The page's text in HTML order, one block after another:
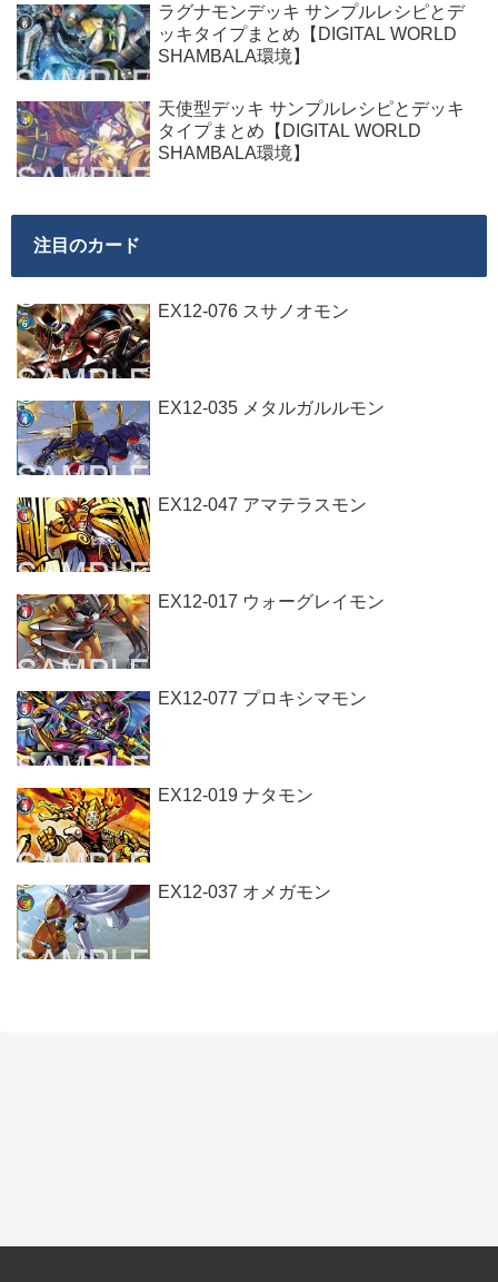
ラグナモンデッキ サンプルレシピとデ
ッキタイプまとめ【DIGITAL WORLD
SHAMBALA環境】
天使型デッキ サンプルレシピとデッキ
タイプまとめ【DIGITAL WORLD
SHAMBALA環境】
注目のカード
EX12-076 スサノオモン
EX12-035 メタルガルルモン
EX12-047 アマテラスモン
EX12-017 ウォーグレイモン
EX12-077 プロキシマモン
EX12-019 ナタモン
EX12-037 オメガモン